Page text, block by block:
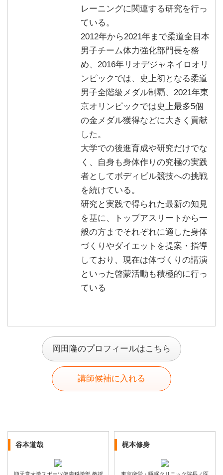
レーニングに関連する研究を行っ
ている。
2012年から2021年まで柔道全日本
男子チーム体力強化部門長を務
め、2016年リオデジャネイロオリ
ンピックでは、史上初となる柔道
男子全階級メダル制覇、2021年東
京オリンピックでは史上最多5個
の金メダル獲得などに大きく貢献
した。
大学での後進育成や研究だけでな
く、自身も身体作りの究極の実践
者としてボディビル競技への挑戦
を続けている。
研究と実践で得られた最新の知見
を基に、トップアスリートから一
般の方までそれぞれに適した身体
づくりやダイエットを提案・指導
しており、現在は体づくりの講演
といった啓蒙活動も積極的に行っ
ている
岡田隆のプロフィールはこちら
講師候補に入れる
谷本道哉
順天堂大学スポーツ健康科学部 教授
梶本修身
東京疲労・睡眠クリニック院長／医